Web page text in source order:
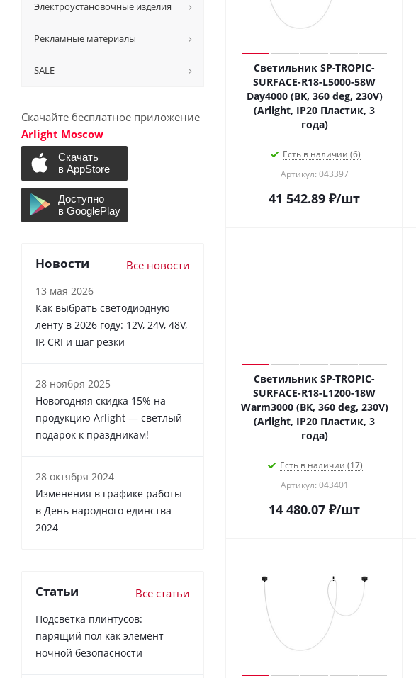
Светильник SP-TROPIC-
SURFACE-R18-L5000-58W
Day4000 (BK, 360 deg, 230V)
(Arlight, IP20 Пластик, 3
года)
Есть в наличии (6)
Артикул: 043397
41 542.89 ₽/шт
Светильник SP-TROPIC-
SURFACE-R18-L1200-18W
Warm3000 (BK, 360 deg, 230V)
(Arlight, IP20 Пластик, 3
года)
Есть в наличии (17)
Артикул: 043401
14 480.07 ₽/шт
Электроустановочные изделия
Рекламные материалы
SALE
Скачайте бесплатное приложение
Arlight Moscow
Новости Все новости
13 мая 2026
Как выбрать светодиодную
ленту в 2026 году: 12V, 24V, 48V,
IP, CRI и шаг резки
28 ноября 2025
Новогодняя скидка 15% на
продукцию Arlight — светлый
подарок к праздникам!
28 октября 2024
Изменения в графике работы
в День народного единства
2024
Статьи Все статьи
Подсветка плинтусов:
парящий пол как элемент
ночной безопасности